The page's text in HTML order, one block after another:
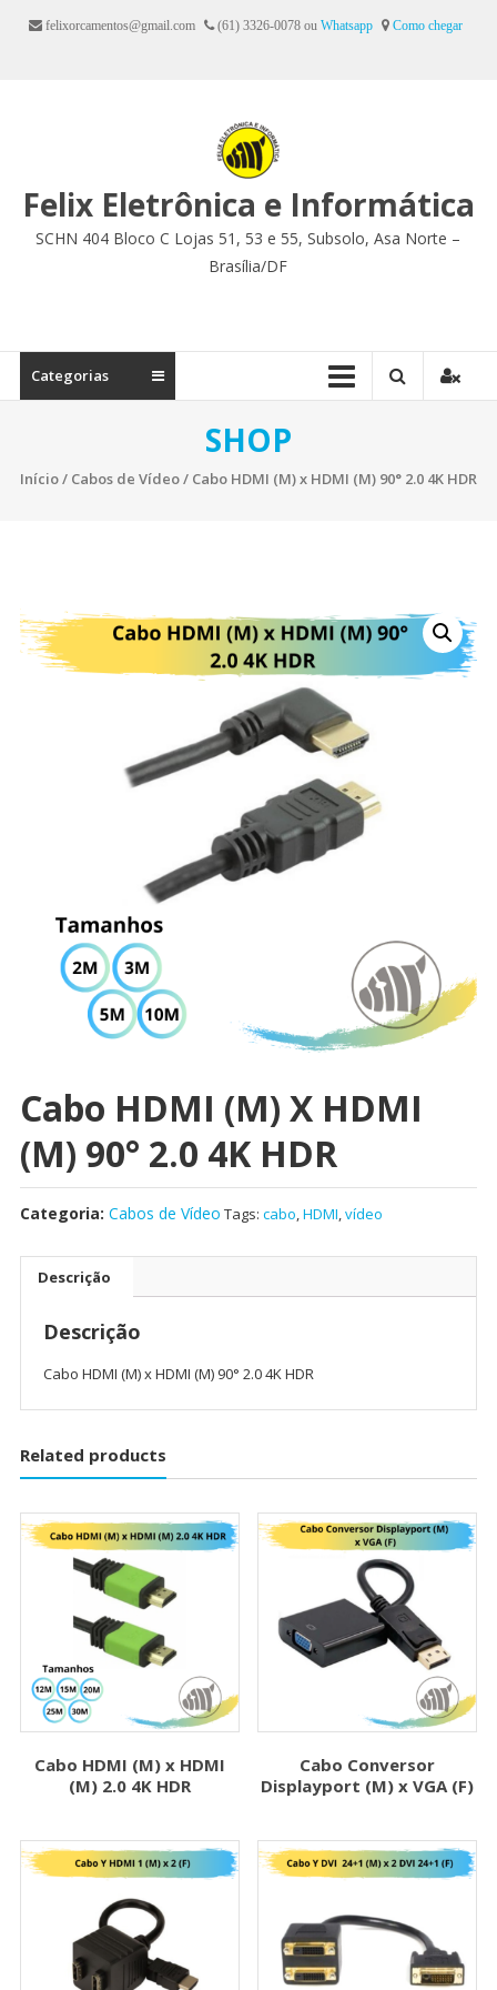
para
felixorcamentos@gmail.com (61) 3326-0078 ou Whatsapp Como chegar
Felix Eletrônica e Informática
SCHN 404 Bloco C Lojas 51, 53 e 55, Subsolo, Asa Norte –
Brasília/DF
Categorias
SHOP
Início/ Cabos de Vídeo/ Cabo HDMI (M) x HDMI (M) 90° 2.0 4K HDR
Cabo HDMI (M) X HDMI
(M) 90° 2.0 4K HDR
Categoria: Cabos de Vídeo Tags: cabo,HDMI,vídeo
Descrição
Descrição
Cabo HDMI (M) x HDMI (M) 90° 2.0 4K HDR
Related products
Cabo HDMI (M) x HDMI
(M) 2.0 4K HDR
Cabo Conversor
Displayport (M) x VGA (F)